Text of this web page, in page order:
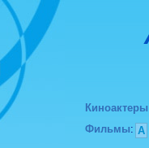
Киноактеры
Фильмы: А